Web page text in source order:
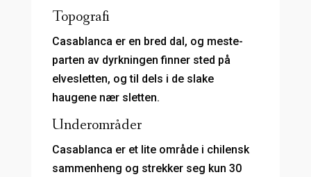
Topografi
Casablanca er en bred dal, og meste-
parten av dyrkningen finner sted på
elvesletten, og til dels i de slake
haugene nær sletten.
Underområder
Casablanca er et lite område i chilensk
sammenheng og strekker seg kun 30